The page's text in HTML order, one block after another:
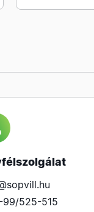
99/525-515